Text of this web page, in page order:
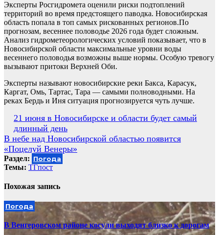
Эксперты Росгидромета оценили риски подтоплений
территорий во время предстоящего паводка. Новосибирская
область попала в топ самых рискованных регионов.По
прогнозам, весеннее половодье 2026 года будет сложным.
Анализ гидрометеорологических условий показывает, что в
Новосибирской области максимальные уровни воды
весеннего половодья возможны выше нормы. Особую тревогу
вызывают притоки Верхней Оби.
Эксперты называют новосибирские реки Бакса, Карасук,
Каргат, Омь, Тартас, Тара — самыми полноводными. На
реках Бердь и Иня ситуация прогнозируется чуть лучше.
Навигация
по
записям
21 июня в Новосибирске и области будет самый
длинный день
В небе над Новосибирской областью появится
«Поцелуй Венеры»
Раздел: Погода
Темы: ТГпост
Похожая запись
Погода
В Венгеровском районе косули выходят близко к дорогам